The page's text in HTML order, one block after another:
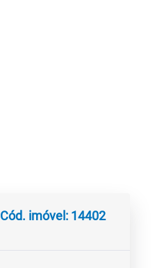
Cód. imóvel: 14402